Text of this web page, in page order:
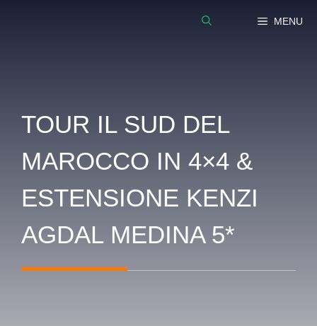
MENU
TOUR IL SUD DEL
MAROCCO IN 4×4 &
ESTENSIONE KENZI
AGDAL MEDINA 5*